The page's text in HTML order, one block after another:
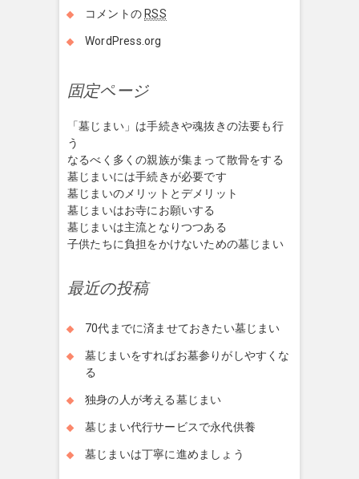
コメントの RSS
WordPress.org
固定ページ
「墓じまい」は手続きや魂抜きの法要も行
う
なるべく多くの親族が集まって散骨をする
墓じまいには手続きが必要です
墓じまいのメリットとデメリット
墓じまいはお寺にお願いする
墓じまいは主流となりつつある
子供たちに負担をかけないための墓じまい
最近の投稿
70代までに済ませておきたい墓じまい
墓じまいをすればお墓参りがしやすくな
る
独身の人が考える墓じまい
墓じまい代行サービスで永代供養
墓じまいは丁寧に進めましょう